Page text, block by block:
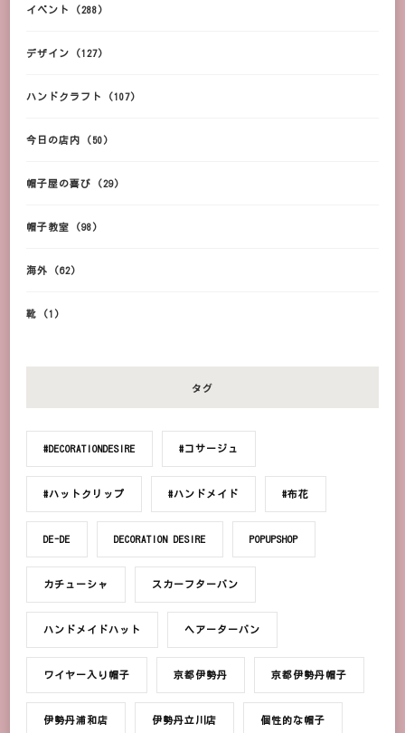
イベント (288)
デザイン (127)
ハンドクラフト (107)
今日の店内 (50)
帽子屋の喜び (29)
帽子教室 (98)
海外 (62)
靴 (1)
タグ
#DECORATIONDESIRE #コサージュ
#ハットクリップ #ハンドメイド #布花
DE-DE DECORATION DESIRE POPUPSHOP
カチューシャ スカーフターバン
ハンドメイドハット ヘアーターバン
ワイヤー入り帽子 京都伊勢丹 京都伊勢丹帽子
伊勢丹浦和店 伊勢丹立川店 個性的な帽子